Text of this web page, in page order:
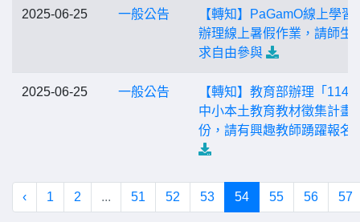
2025-06-25 一般公告
【轉知】PaGamO線上學習
辦理線上暑假作業，請師生
求自由參與
2025-06-25 一般公告
【轉知】教育部辦理「114
中小本土教育教材徵集計畫
份，請有興趣教師踴躍報名
‹ 1 2 ... 51 52 53 54 55 56 57